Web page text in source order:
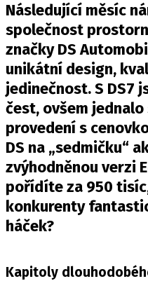
Z
Následující měsíc
společnost
značky DS
unikátní design,
jedinečnost. S DS7
čest, ovšem
provedení s
DS na „sedmičku“
zvýhodněnou verzi
pořídíte za 950
konkurenty
háček?
Kapitoly